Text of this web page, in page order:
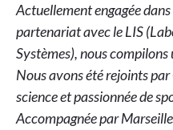
Actuellement engagée
partenariat avec le LIS
Systèmes), nous
Nous avons été rejoints
science et passionnée de
Accompagnée par